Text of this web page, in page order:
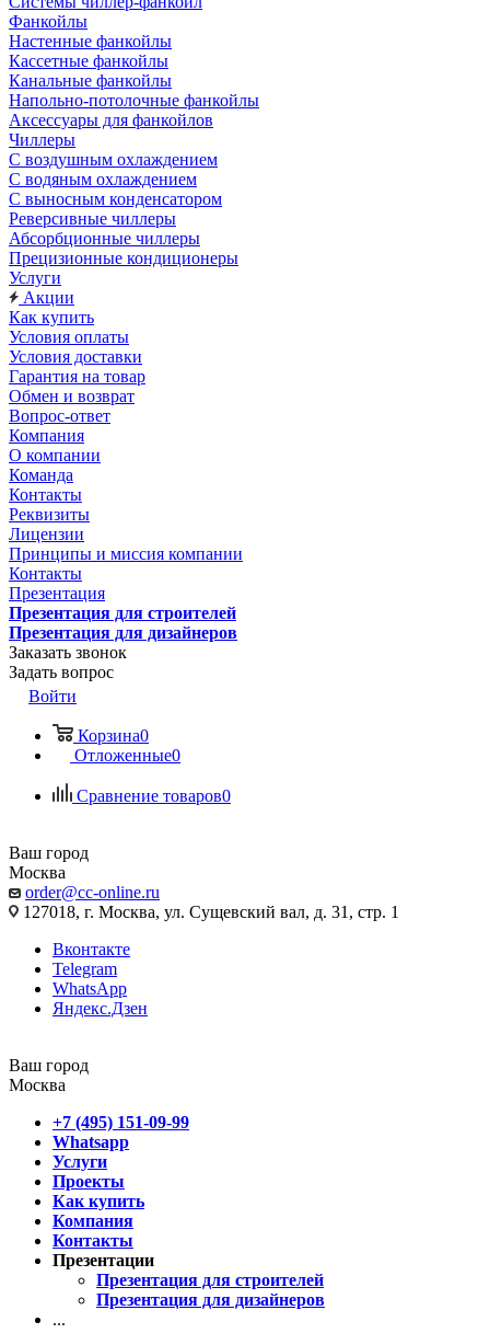
Фанкойлы
Настенные фанкойлы
Кассетные фанкойлы
Канальные фанкойлы
Напольно-потолочные фанкойлы
Аксессуары для фанкойлов
Чиллеры
С воздушным охлаждением
С водяным охлаждением
С выносным конденсатором
Реверсивные чиллеры
Абсорбционные чиллеры
Прецизионные кондиционеры
Услуги
Акции
Как купить
Условия оплаты
Условия доставки
Гарантия на товар
Обмен и возврат
Вопрос-ответ
Компания
О компании
Команда
Контакты
Реквизиты
Лицензии
Принципы и миссия компании
Контакты
Презентация
Презентация для строителей
Презентация для дизайнеров
Заказать звонок
Задать вопрос
Войти
Корзина0
Отложенные0
Сравнение товаров0
Ваш город
Москва
order@cc-online.ru
127018, г. Москва, ул. Сущевский вал, д. 31, стр. 1
Вконтакте
Telegram
WhatsApp
Яндекс.Дзен
Ваш город
Москва
+7 (495) 151-09-99
Whatsapp
Услуги
Проекты
Как купить
Компания
Контакты
Презентации
Презентация для строителей
Презентация для дизайнеров
...